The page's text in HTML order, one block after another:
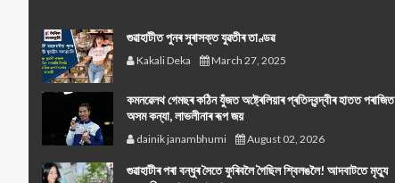
গুৱাহাটীত পুনৰ সুৰাসক্ত যুৱতীৰ তাণ্ডৱ
Kakali Deka March 27, 2025
কমনৱেলথ গেমছৰ কঠিন যুঁজত অষ্ট্ৰেলিয়াৰ প্ৰতিদ্বন্দ্বীৰ হাতত পৰাজিত
অসম কন্যা, লাভলীনাৰ ৰূপ জয়
dainik janambhumi August 02, 2026
গুৱাহাটীৰ পৰা বন্ধুৰ সৈতে ফুৰিবলৈ গৈছিল শ্বিলঙলৈ! আদবাটতে মৃত্যু